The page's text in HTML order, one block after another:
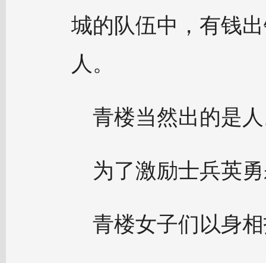
城的队伍中，有钱
人。
青楼当然出的是
为了激励士兵英
青楼女子们以身